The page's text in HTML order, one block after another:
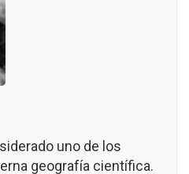
uno de los
geografía científica.